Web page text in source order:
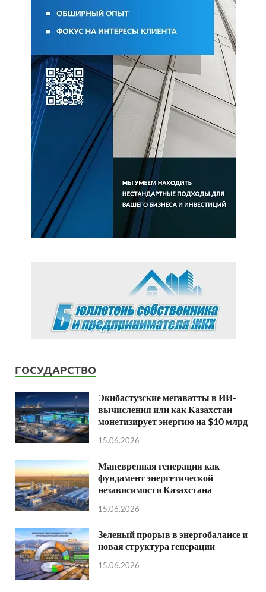
ГОСУДАРСТВО
Экибастузские мегаватты в ИИ-
вычисления или как Казахстан
монетизирует энергию на $10 млрд
15.06.2026
Маневренная генерация как
фундамент энергетической
независимости Казахстана
15.06.2026
Зеленый прорыв в энергобалансе и
новая структура генерации
15.06.2026